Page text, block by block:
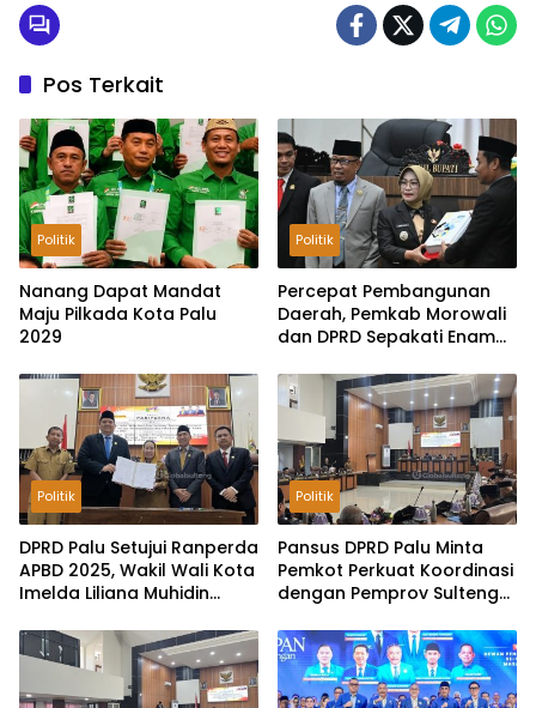
Pos Terkait
Politik
Nanang Dapat Mandat
Maju Pilkada Kota Palu
2029
Politik
Percepat Pembangunan
Daerah, Pemkab Morowali
dan DPRD Sepakati Enam
Politik
DPRD Palu Setujui Ranperda
APBD 2025, Wakil Wali Kota
Imelda Liliana Muhidin
Keuangan Terus Dibenahi
Politik
Pansus DPRD Palu Minta
Pemkot Perkuat Koordinasi
dengan Pemprov Sulteng
Pemungutan Pajak
Tambang